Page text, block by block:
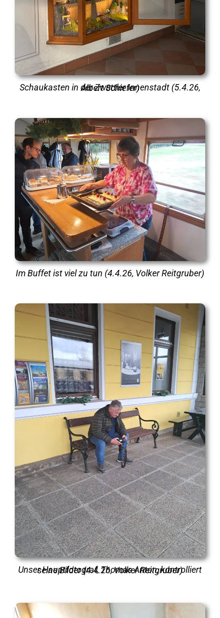
Schaukasten in der Zwettler Innenstadt (5.4.26, Albert Schiefer)
Im Buffet ist viel zu tun (4.4.26, Volker Reitgruber)
Unser Hauptfotograf, Thomas Anton, kontrolliert seine Bilder (4.4.26, Volker Reitgruber)